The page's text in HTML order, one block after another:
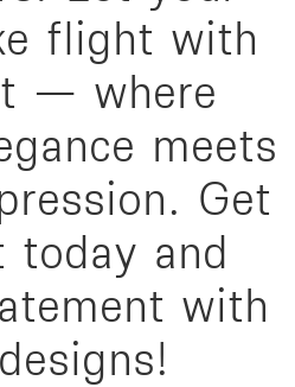
flight with
— where
meets
Get
today and
with